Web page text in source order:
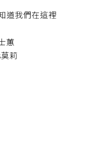
道我們在這裡
蕙
莉